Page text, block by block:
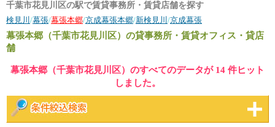
千葉市花見川区の駅で賃貸事務所・賃貸店舗を探す
検見川 /幕張/幕張本郷/京成幕張本郷/新検見川 /京成幕張
幕張本郷（千葉市花見川区） の貸事務所・賃貸オフィス・貸店
舗
幕張本郷（千葉市花見川区）のすべてのデータが 14 件ヒット
しました。